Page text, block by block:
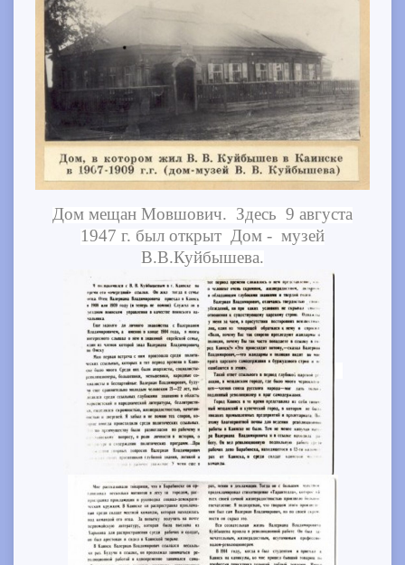
Дом мещан Мовшович. Здесь 9 августа
1947 г. был открыт Дом - музей
В.В.Куйбышева.